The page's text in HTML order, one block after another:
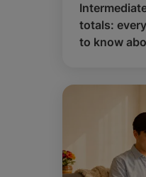
totals:
to know